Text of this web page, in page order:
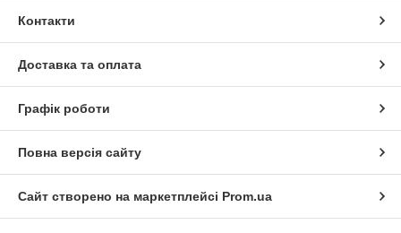
Контакти
Доставка та оплата
Графік роботи
Повна версія сайту
Сайт створено на маркетплейсі Prom.ua